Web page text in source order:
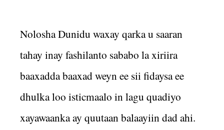
Nolosha Dunidu waxay qarka u saaran
tahay inay fashilanto sababo la xiriira
baaxadda baaxad weyn ee sii fidaysa ee
dhulka loo isticmaalo in lagu quadiyo
xayawaanka ay quutaan balaayiin dad ahi.